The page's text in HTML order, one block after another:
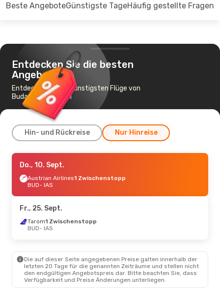
Beste AngeboteGünstigste TageHäufig gestellte Fragen
Entdecken Sie die besten
Angebote
Entdecken Sie die günstigsten Flüge von
Budapest nach Iasi
Hin- und Rückreise Nur Hinreise
So., 30. Aug.- Do., 3. Sept.
Austrian Airlines
1 Zwischenstopp
Austrian Airlines
1 Zwischenstopp
IAS- BUD
1 Zwischenstopp
BUD- IAS
Tarom 1 Zwischenstopp
IAS- BUD
Do., 10. Sept.
Austrian Airlines1 Zwischenstopp
BUD- IAS
Fr., 25. Sept.
Tarom1 Zwischenstopp
BUD- IAS
Die auf dieser Seite angegebenen Preise galten innerhalb der
letzten 20 Tage für die genannten Zeiträume und stellen nicht
den endgültigen Angebotspreis dar. Bitte beachten Sie, dass
Verfügbarkeit und Preise Änderungen unterliegen.